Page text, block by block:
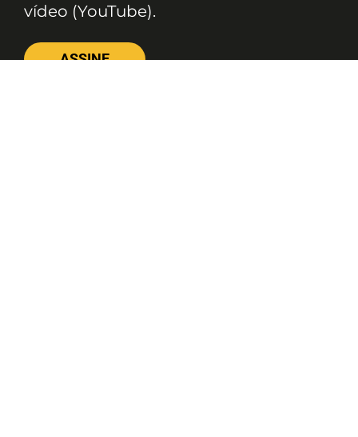
vídeo (YouTube).
ASSINE